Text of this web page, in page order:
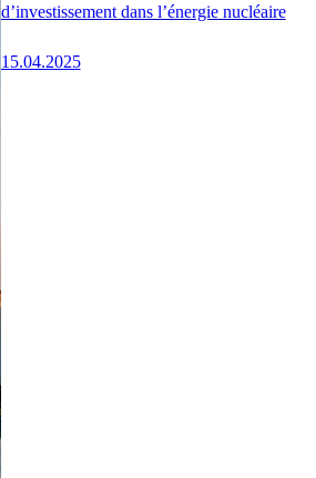
d’investissement dans l’énergie nucléaire
15.04.2025